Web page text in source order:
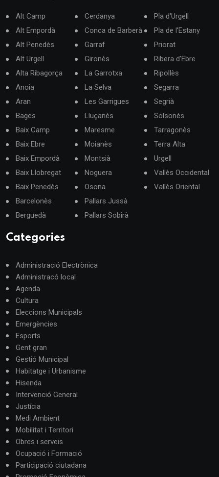
Alt Camp
Alt Empordà
Alt Penedès
Alt Urgell
Alta Ribagorça
Anoia
Aran
Bages
Baix Camp
Baix Ebre
Baix Empordà
Baix Llobregat
Baix Penedès
Barcelonès
Berguedà
Cerdanya
Conca de Barberà
Garraf
Gironès
La Garrotxa
La Selva
Les Garrigues
Lluçanès
Maresme
Moianès
Montsià
Noguera
Osona
Pallars Jussà
Pallars Sobirà
Pla d'Urgell
Pla de l'Estany
Priorat
Ribera d'Ebre
Ripollès
Segarra
Segrià
Solsonès
Tarragonès
Terra Alta
Urgell
Vallès Occidental
Vallès Oriental
Categories
Administració Electrònica
Administracó local
Agenda
Cultura
Eleccions Municipals
Emergències
Esports
Gent gran
Gestió Municipal
Habitatge i Urbanisme
Hisenda
Intervenció General
Justícia
Medi Ambient
Mobilitat i Territori
Obres i serveis
Ocupació i Formació
Participació ciutadana